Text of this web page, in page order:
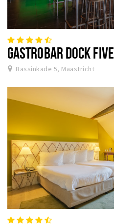
GASTROBAR DOCK FIVE
Bassinkade 5, Maastricht